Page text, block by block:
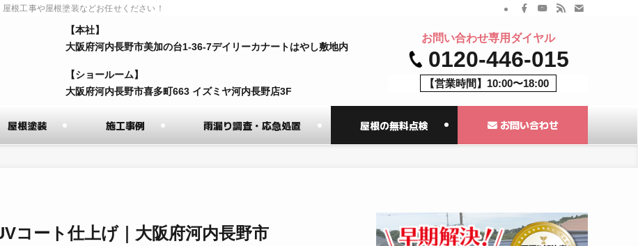
根工事や屋根塗装などお任せください！
屋根塗装 施工事例 雨漏り調査・応急処置 屋根の無料点検 お問い合わせ
【本社】
⼤阪府河内⻑野市美加の台1-36-7デイリーカナートはやし敷地内
【ショールーム】
⼤阪府河内⻑野市喜多町663 イズミヤ河内⻑野店3F
お問い合わせ専用ダイヤル
0120-446-015
【営業時間】10:00〜18:00
コート仕上げ｜大阪府河内長野市